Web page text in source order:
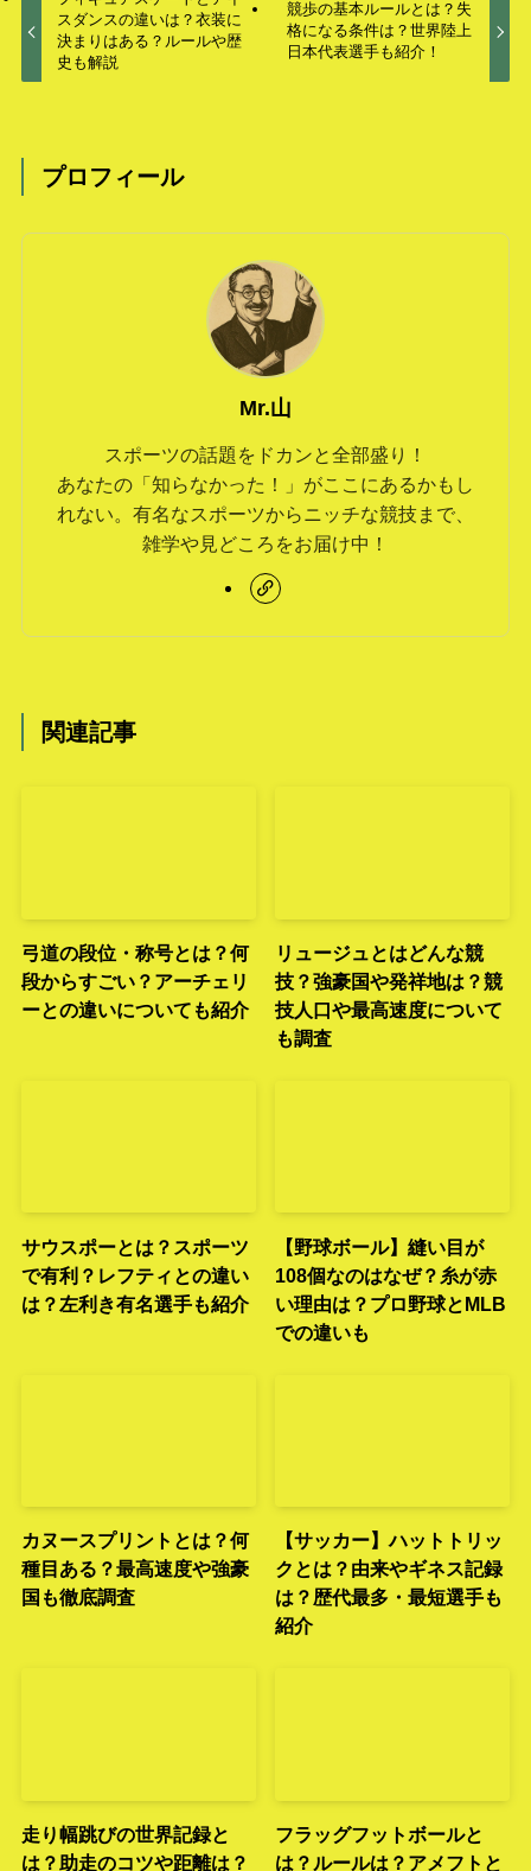
スダンスの違いは？衣装に
決まりはある？ルールや歴
史も解説
競歩の基本ルールとは？失
格になる条件は？世界陸上
日本代表選手も紹介！
プロフィール
Mr.山
スポーツの話題をドカンと全部盛り！
あなたの「知らなかった！」がここにあるかもし
れない。有名なスポーツからニッチな競技まで、
雑学や見どころをお届け中！
関連記事
弓道の段位・称号とは？何
段からすごい？アーチェリ
ーとの違いについても紹介
リュージュとはどんな競
技？強豪国や発祥地は？競
技人口や最高速度について
も調査
サウスポーとは？スポーツ
で有利？レフティとの違い
は？左利き有名選手も紹介
【野球ボール】縫い目が
108個なのはなぜ？糸が赤
い理由は？プロ野球とMLB
での違いも
カヌースプリントとは？何
種目ある？最高速度や強豪
国も徹底調査
【サッカー】ハットトリッ
クとは？由来やギネス記録
は？歴代最多・最短選手も
紹介
走り幅跳びの世界記録と
は？助走のコツや距離は？
フラッグフットボールと
は？ルールは？アメフトと